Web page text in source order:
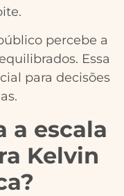
percebe a
Essa
para decisões
a escala
Kelvin